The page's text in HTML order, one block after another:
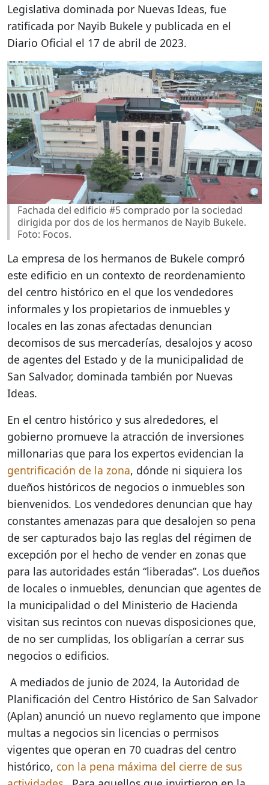
Legislativa dominada por Nuevas Ideas, fue
ratificada por Nayib Bukele y publicada en el
Diario Oficial el 17 de abril de 2023.
Fachada del edificio #5 comprado por la sociedad
dirigida por dos de los hermanos de Nayib Bukele.
Foto: Focos.
La empresa de los hermanos de Bukele compró
este edificio en un contexto de reordenamiento
del centro histórico en el que los vendedores
informales y los propietarios de inmuebles y
locales en las zonas afectadas denuncian
decomisos de sus mercaderías, desalojos y acoso
de agentes del Estado y de la municipalidad de
San Salvador, dominada también por Nuevas
Ideas.
En el centro histórico y sus alrededores, el
gobierno promueve la atracción de inversiones
millonarias que para los expertos evidencian la
gentrificación de la zona, dónde ni siquiera los
dueños históricos de negocios o inmuebles son
bienvenidos. Los vendedores denuncian que hay
constantes amenazas para que desalojen so pena
de ser capturados bajo las reglas del régimen de
excepción por el hecho de vender en zonas que
para las autoridades están “liberadas”. Los dueños
de locales o inmuebles, denuncian que agentes de
la municipalidad o del Ministerio de Hacienda
visitan sus recintos con nuevas disposiciones que,
de no ser cumplidas, los obligarían a cerrar sus
negocios o edificios.
A mediados de junio de 2024, la Autoridad de
Planificación del Centro Histórico de San Salvador
(Aplan) anunció un nuevo reglamento que impone
multas a negocios sin licencias o permisos
vigentes que operan en 70 cuadras del centro
histórico, con la pena máxima del cierre de sus